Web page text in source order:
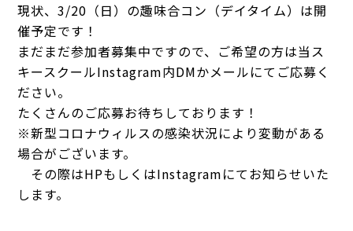
現状、3/20（日）の趣味合コン（デイタイム）は開
催予定です！
まだまだ参加者募集中ですので、ご希望の方は当ス
キースクールInstagram内DMかメールにてご応募く
ださい。
たくさんのご応募お待ちしております！
※新型コロナウィルスの感染状況により変動がある
場合がございます。
その際はHPもしくはInstagramにてお知らせいた
します。